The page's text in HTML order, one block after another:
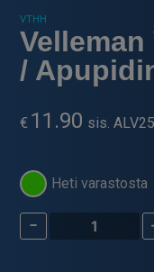
VTHH
Velleman
/
€ 11.90 sis.
Heti varastosta
-
Velleman
VTHHN